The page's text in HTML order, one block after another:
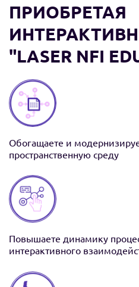
ПРИОБРЕТАЯ
"LASER NFI
Обогащаете и
пространственную среду
Повышаете динамику
интерактивного